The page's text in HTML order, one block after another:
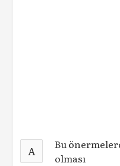
A
Bu
olması